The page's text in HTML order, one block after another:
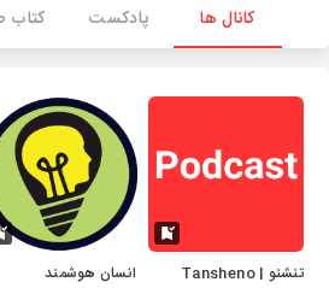
کانال ها پادکست کتاب
تنشنو | Tansheno انسان هوشمند